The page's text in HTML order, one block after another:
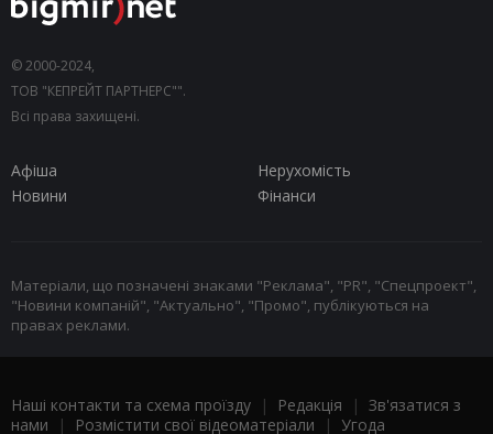
© 2000-2024,
ТОВ "КЕПРЕЙТ ПАРТНЕРС"".
Всі права захищені.
Афіша
Нерухомість
Новини
Фінанси
Матеріали, що позначені знаками "Реклама", "PR", "Спецпроект",
"Новини компаній", "Актуально", "Промо", публікуються на
правах реклами.
Наші контакти та схема проїзду | Редакція | Зв'язатися з
нами | Розмістити свої відеоматеріали | Угода